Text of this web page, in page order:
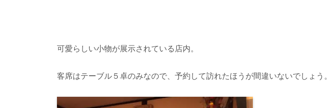
可愛らしい小物が展示されている店内。
客席はテーブル５卓のみなので、予約して訪れたほうが間違いないでしょう。